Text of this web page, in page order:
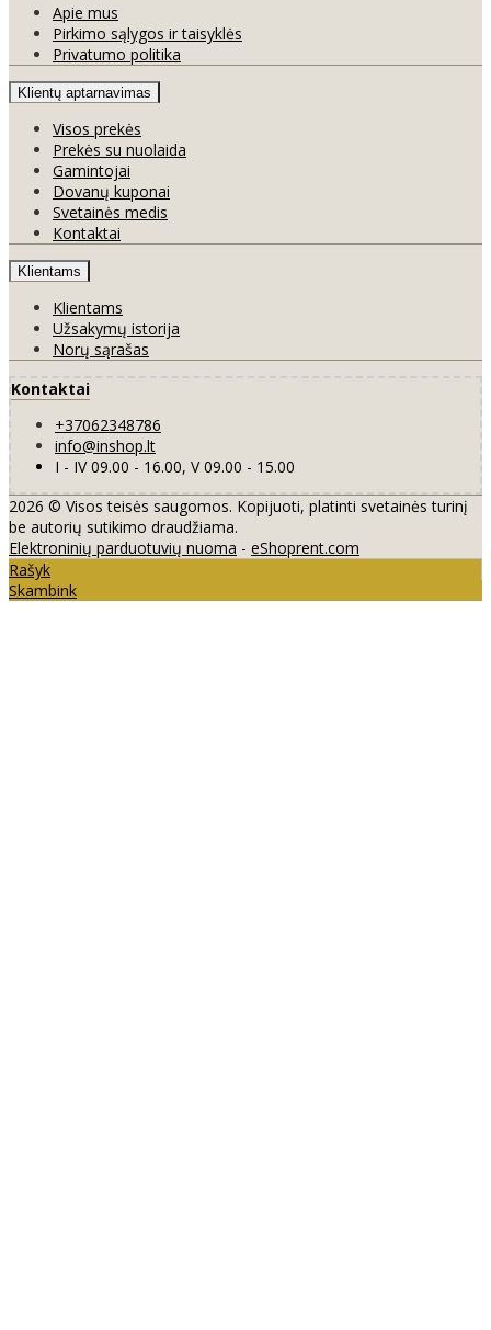
Apie mus
Pirkimo sąlygos ir taisyklės
Privatumo politika
Klientų aptarnavimas
Visos prekės
Prekės su nuolaida
Gamintojai
Dovanų kuponai
Svetainės medis
Kontaktai
Klientams
Klientams
Užsakymų istorija
Norų sąrašas
Kontaktai
+37062348786
info@inshop.lt
I - IV 09.00 - 16.00, V 09.00 - 15.00
2026 © Visos teisės saugomos. Kopijuoti, platinti svetainės turinį
be autorių sutikimo draudžiama.
Elektroninių parduotuvių nuoma - eShoprent.com
Rašyk
Skambink